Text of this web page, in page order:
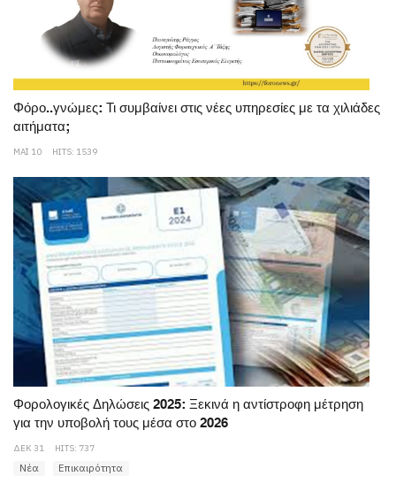
Φόρο..γνώμες: Τι συμβαίνει στις νέες υπηρεσίες με τα χιλιάδες
αιτήματα;
ΜΆΙ 10 HITS: 1539
Φορολογικές Δηλώσεις 2025: Ξεκινά η αντίστροφη μέτρηση
για την υποβολή τους μέσα στο 2026
ΔΕΚ 31 HITS: 737
Νέα Επικαιρότητα